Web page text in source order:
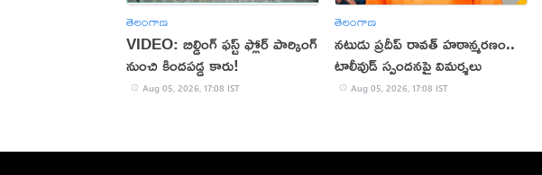
తెలంగాణ
VIDEO: బిల్డింగ్ ఫస్ట్ ఫ్లోర్ పార్కింగ్
నుంచి కిందపడ్డ కారు!
Aug 05, 2026, 17:08 IST
తెలంగాణ
నటుడు ప్రదీప్ రావత్ హఠాన్మరణం..
టాలీవుడ్ స్పందనపై విమర్శలు
Aug 05, 2026, 17:08 IST